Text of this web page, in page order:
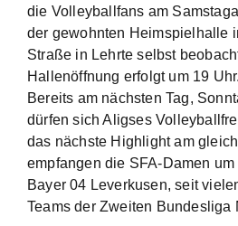
die Volleyballfans am
der gewohnten Heimspielhalle
Straße in Lehrte selbst
Hallenöffnung erfolgt um 19 Uhr.
Bereits am nächsten Tag,
dürfen sich Aligses
das nächste Highlight am
empfangen die SFA-Damen
Bayer 04 Leverkusen, seit
Teams der Zweiten Bundesliga